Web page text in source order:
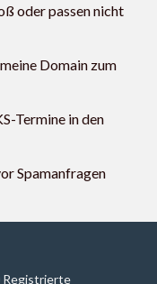
oder passen nicht
Domain zum
Termine in den
Spamanfragen
Registrierte